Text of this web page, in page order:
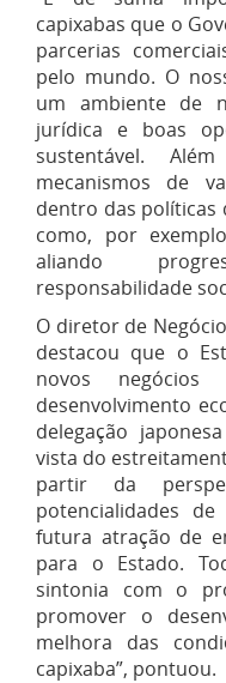
capixabas que o
parcerias
pelo mundo. O
um ambiente de
jurídica e boas
sustentável.
mecanismos de
dentro das políticas
como, por
aliando
responsabilidade
O diretor de
destacou que o
novos
desenvolvimento
delegação
vista do
partir da
potencialidades
futura atração de
para o Estado.
sintonia com o
promover o
melhora das
capixaba”, pontuou.